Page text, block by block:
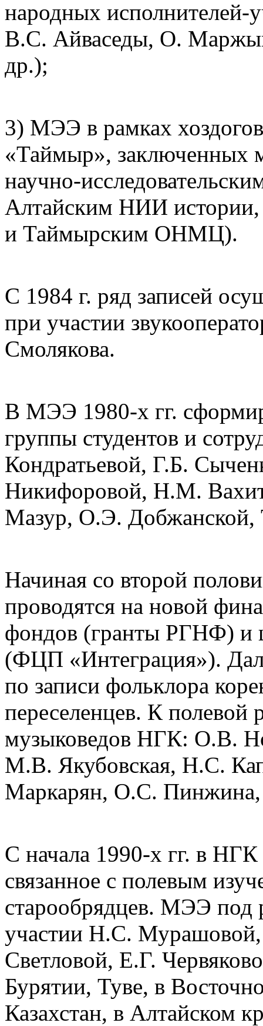
народных
В.С. Айваседы, О.
др.);
3) МЭЭ в рамках
«Таймыр», заключенных
научно-
Алтайским НИИ
и Таймырским ОНМЦ).
С 1984 г. ряд записей
при участии
Смолякова.
В МЭЭ 1980-х гг.
группы студентов и
Кондратьевой, Г.Б.
Никифоровой, Н.М.
Мазур, О.Э. Добжанской,
Начиная со второй
проводятся на новой
фондов (гранты РГНФ) и
(ФЦП «Интеграция»).
по записи фольклора
переселенцев. К полевой
музыковедов НГК: О.В.
М.В. Якубовская, Н.С.
Маркарян, О.С.
С начала 1990-х гг. в
связанное с полевым
старообрядцев. МЭЭ под
участии Н.С.
Светловой, Е.Г.
Бурятии, Туве, в
Казахстан, в Алтайском